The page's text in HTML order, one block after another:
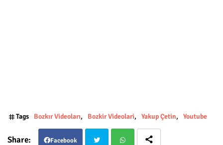
Tags Bozkır Videoları Bozkir Videolari Yakup Çetin Youtube
Facebook